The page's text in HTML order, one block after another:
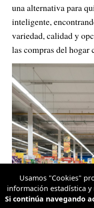
una alternativa para
inteligente,
variedad, calidad y
las compras del hogar
Usamos "Cookies"
información estadística
Si continúa navegando